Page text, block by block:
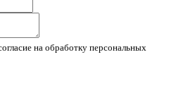
на обработку персональных